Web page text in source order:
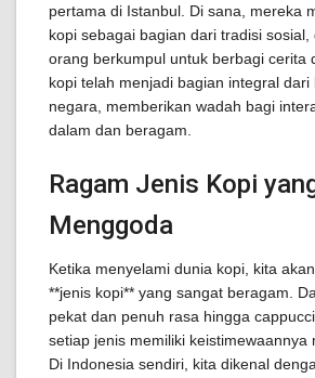
pertama di Istanbul. Di sana, mereka
kopi sebagai bagian dari tradisi
orang berkumpul untuk berbagi cerita
kopi telah menjadi bagian integral dari
negara, memberikan wadah bagi
dalam dan beragam.
Ragam Jenis Kopi
Menggoda
Ketika menyelami dunia kopi, kita
**jenis kopi** yang sangat beragam.
pekat dan penuh rasa hingga
setiap jenis memiliki keistimewaannya
Di Indonesia sendiri, kita dikenal